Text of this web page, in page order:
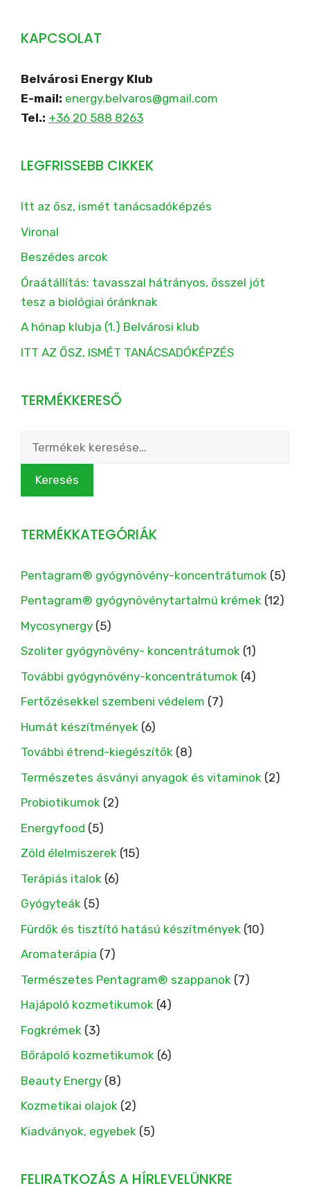
KAPCSOLAT
Belvárosi Energy Klub
E-mail: energy.belvaros@gmail.com
Tel.: +36 20 588 8263
LEGFRISSEBB CIKKEK
Itt az ősz, ismét tanácsadóképzés
Vironal
Beszédes arcok
Óraátállítás: tavasszal hátrányos, ősszel jót
tesz a biológiai óránknak
A hónap klubja (1.) Belvárosi klub
ITT AZ ŐSZ, ISMÉT TANÁCSADÓKÉPZÉS
TERMÉKKERESŐ
Keresés
következőre:
Keresés
TERMÉKKATEGÓRIÁK
Pentagram® gyógynövény-koncentrátumok (5)
Pentagram® gyógynövénytartalmú krémek (12)
Mycosynergy (5)
Szoliter gyógynövény- koncentrátumok (1)
További gyógynövény-koncentrátumok (4)
Fertőzésekkel szembeni védelem (7)
Humát készítmények (6)
További étrend-kiegészítők (8)
Természetes ásványi anyagok és vitaminok (2)
Probiotikumok (2)
Energyfood (5)
Zöld élelmiszerek (15)
Terápiás italok (6)
Gyógyteák (5)
Fürdők és tisztító hatású készítmények (10)
Aromaterápia (7)
Természetes Pentagram® szappanok (7)
Hajápoló kozmetikumok (4)
Fogkrémek (3)
Bőrápoló kozmetikumok (6)
Beauty Energy (8)
Kozmetikai olajok (2)
Kiadványok, egyebek (5)
FELIRATKOZÁS A HÍRLEVELÜNKRE